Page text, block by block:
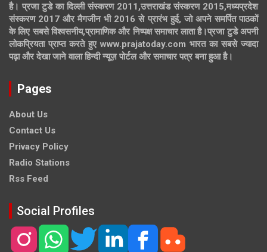
है। प्रजा टुडे का दिल्ली संस्करण 2011,उत्तराखंड संस्करण 2015,मध्यप्रदेश
संस्करण 2017 और मैगजीन भी 2016 से प्रारंभ हुई, जो अपने समर्पित पाठकों
के लिए सबसे विश्वसनीय,प्रामाणिक और निष्पक्ष समाचार लाता है।प्रजा टुडे अपनी
लोकप्रियता प्राप्त करते हुए www.prajatoday.com भारत का सबसे ज्यादा
पढ़ा और देखा जाने वाला हिन्दी न्यूज़ पोर्टल और समाचार पत्र बना हुआ है।
Pages
About Us
Contact Us
Privacy Policy
Radio Stations
Rss Feed
Social Profiles